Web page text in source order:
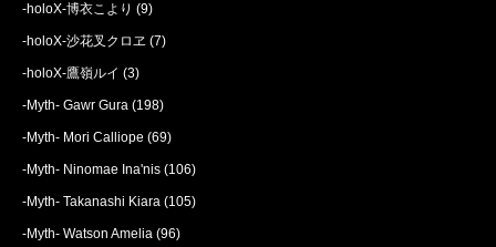
-holoX-博衣こより (9)
-holoX-沙花叉クロヱ (7)
-holoX-鷹嶺ルイ (3)
-Myth- Gawr Gura (198)
-Myth- Mori Calliope (69)
-Myth- Ninomae Ina'nis (106)
-Myth- Takanashi Kiara (105)
-Myth- Watson Amelia (96)